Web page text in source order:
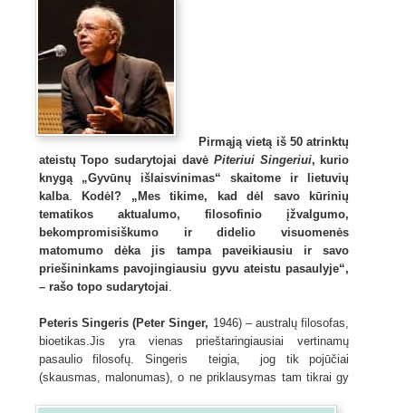
Pirmąją vietą iš 50 atrinktų
ateistų Topo sudarytojai davė Piteriui Singeriui, kurio
knygą „Gyvūnų išlaisvinimas“ skaitome ir lietuvių
kalba.
Kodėl? „Mes tikime, kad dėl savo kūrinių
tematikos aktualumo, filosofinio įžvalgumo,
bekompromisiškumo ir didelio visuomenės
matomumo dėka jis tampa paveikiausiu ir savo
priešininkams pavojingiausiu gyvu ateistu pasaulyje“,
– rašo topo sudarytojai.
Peteris Singeris (Peter Singer, 1946) – australų filosofas,
bioetikas.Jis yra vienas prieštaringiausiai vertinamų
pasaulio filosofų. Singeris teigia, jog tik pojūčiai
(skausmas, malonumas), o ne priklausymas tam tikrai gy